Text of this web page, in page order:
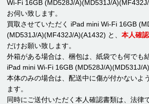
Wi-Fi 16GB (MD528J/A)(MD531J/
お伺い致します。
買取させていただく iPad mini Wi-Fi 16GB
(MD531J/A)(MF432J/A)(A1432) と、 本人確
だけお願い致します。
外箱がある場合は、梱包は、紙袋でも何でも
iPad mini Wi-Fi 16GB (MD528J/A)(MD531J/
本体のみの場合は、配送中に傷が付かないよ
ます。
同時にご送付いただく本人確認書類は、法律